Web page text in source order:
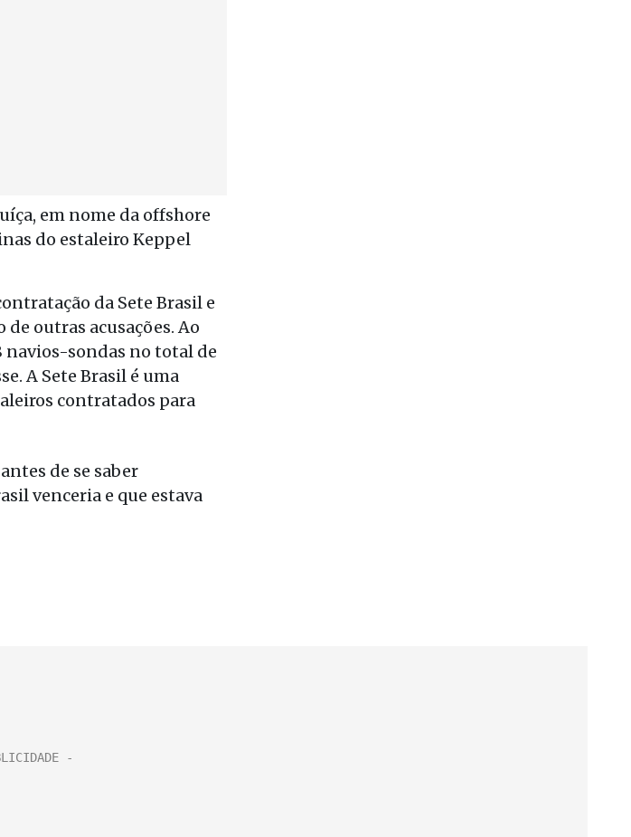
em nome da offshore
do estaleiro Keppel
da Sete Brasil e
outras acusações. Ao
navios-sondas no total de
A Sete Brasil é uma
contratados para
de se saber
venceria e que estava